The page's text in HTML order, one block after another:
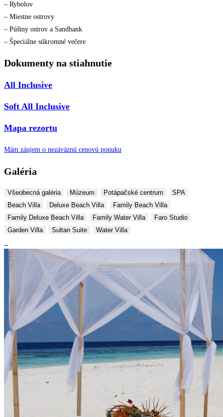
– Rybolov
– Miestne ostrovy
– Púštny ostrov a Sandbank
– Špeciálne súkromné ​​večere
Dokumenty na stiahnutie
All Inclusive
Soft All Inclusive
Mapa rezortu
Mám záujem o nezáväznú cenovú ponuku
Galéria
Všeobecná galéria Múzeum Potápačské centrum
SPA
Beach Villa
Deluxe Beach Villa
Family Beach Villa
Family Deluxe Beach Villa
Family Water Villa
Faro Studio
Garden Villa
Sultan Suite Water Villa